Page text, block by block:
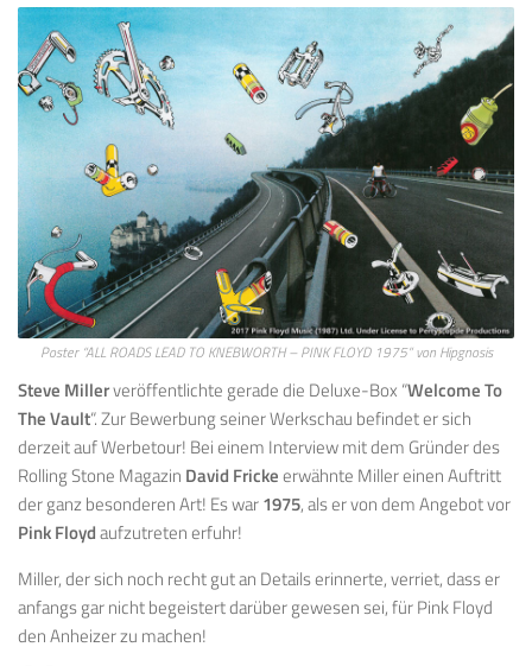
Poster “ALL ROADS LEAD TO KNEBWORTH – PINK FLOYD 1975” von Hipgnosis
Steve Millerveröffentlichte gerade die Deluxe-Box “Welcome To
The Vault“. Zur Bewerbung seiner Werkschau befindet er sich
derzeit auf Werbetour! Bei einem Interview mit dem Gründer des
Rolling Stone Magazin David Frickeerwähnte Miller einen Auftritt
der ganz besonderen Art! Es war1975, als er von dem Angebot vor
Pink Floydaufzutreten erfuhr!
Miller, der sich noch recht gut an Details erinnerte, verriet, dass er
anfangs gar nicht begeistert darüber gewesen sei, für Pink Floyd
den Anheizer zu machen!